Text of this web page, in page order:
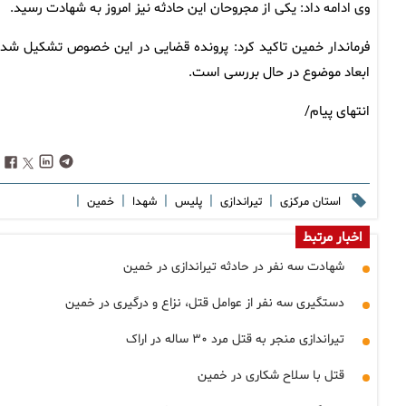
وی ادامه داد: یکی از مجروحان این حادثه نیز امروز به شهادت رسید.
فرماندار خمین تاکید کرد: پرونده قضایی در این خصوص تشکیل
ابعاد موضوع در حال بررسی است.
انتهای پیام/
استان مرکزی | تیراندازی | پلیس | شهدا | خمین |
اخبار مرتبط
شهادت سه نفر در حادثه تیراندازی در خمین
دستگیری سه نفر از عوامل قتل، نزاع و درگیری در خمین
تیراندازی منجر به قتل مرد ۳۰ ساله در اراک
قتل با سلاح شکاری در خمین